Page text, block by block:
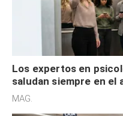
Los expertos en
saludan siempre en el
defensiva y tienen
MAG.